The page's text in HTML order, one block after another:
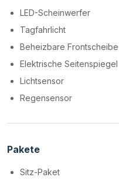
LED-Scheinwerfer
Tagfahrlicht
Beheizbare Frontscheibe
Elektrische Seitenspiegel
Lichtsensor
Regensensor
Pakete
Sitz-Paket